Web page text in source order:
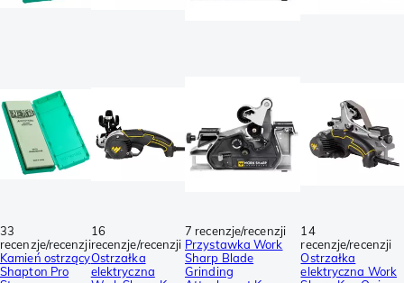
33
recenzje/recenzji
Kamień ostrzący
Shapton Pro
16
recenzje/recenzji
Ostrzałka
elektryczna
7 recenzje/recenzji
Przystawka Work
Sharp Blade
Grinding
14
recenzje/recenzji
Ostrzałka
elektryczna Work